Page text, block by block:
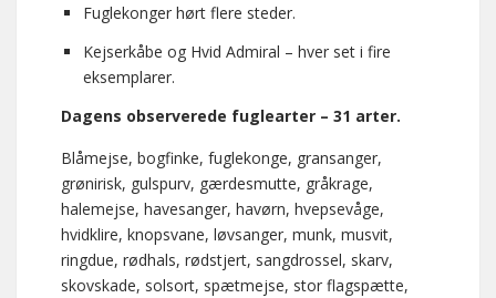
Fuglekonger hørt flere steder.
Kejserkåbe og Hvid Admiral – hver set i fire
eksemplarer.
Dagens observerede fuglearter – 31 arter.
Blåmejse, bogfinke, fuglekonge, gransanger,
grønirisk, gulspurv, gærdesmutte, gråkrage,
halemejse, havesanger, havørn, hvepsevåge,
hvidklire, knopsvane, løvsanger, munk, musvit,
ringdue, rødhals, rødstjert, sangdrossel, skarv,
skovskade, solsort, spætmejse, stor flagspætte,